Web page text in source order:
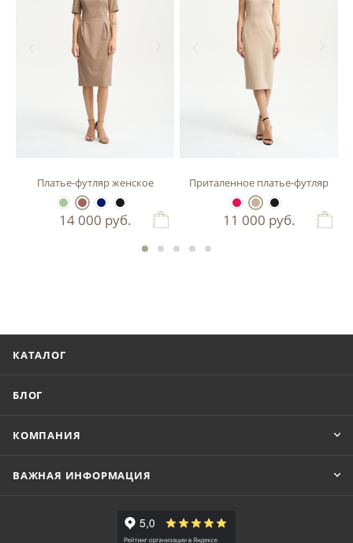
Платье-футляр женское
14 000 руб.
Приталенное платье-футляр
11 000 руб.
КАТАЛОГ
БЛОГ
КОМПАНИЯ
ВАЖНАЯ ИНФОРМАЦИЯ